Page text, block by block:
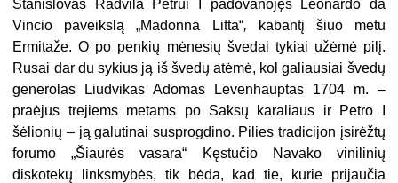
Stanislovas Radvila Petrui I padovanojęs Leonardo da
Vincio paveikslą „Madonna Litta“, kabantį šiuo metu
Ermitaže. O po penkių mėnesių švedai tykiai užėmė pilį.
Rusai dar du sykius ją iš švedų atėmė, kol galiausiai švedų
generolas Liudvikas Adomas Levenhauptas 1704 m. –
praėjus trejiems metams po Saksų karaliaus ir Petro I
šėlionių – ją galutinai susprogdino. Pilies tradicijon įsirėžtų
forumo „Šiaurės vasara“ Kęstučio Navako vinilinių
diskotekų linksmybės, tik bėda, kad tie, kurie prijaučia